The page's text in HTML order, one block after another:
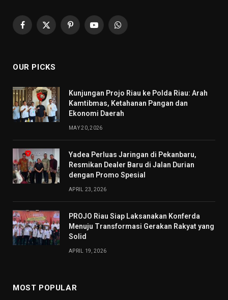
Facebook
X
PinterestYouTubeWhatsApp
OUR PICKS
Kunjungan Projo Riau ke Polda Riau: Arah
Kamtibmas, Ketahanan Pangan dan
Ekonomi Daerah
MAY 20, 2026
Yadea Perluas Jaringan di Pekanbaru,
Resmikan Dealer Baru di Jalan Durian
dengan Promo Spesial
APRIL 23, 2026
PROJO Riau Siap Laksanakan Konferda
Menuju Transformasi Gerakan Rakyat yang
Solid
APRIL 19, 2026
MOST POPULAR